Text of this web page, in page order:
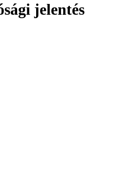
jelentés